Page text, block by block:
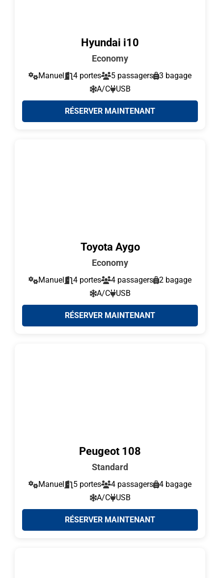
Hyundai i10
Economy
Manuel 4 portes 5 passagers
3 bagage
A/C
USB
RÉSERVER MAINTENANT
Toyota Aygo
Economy
Manuel 4 portes 4 passagers
2 bagage
A/C
USB
RÉSERVER MAINTENANT
Peugeot 108
Standard
Manuel 5 portes 4 passagers
4 bagage
A/C
USB
RÉSERVER MAINTENANT